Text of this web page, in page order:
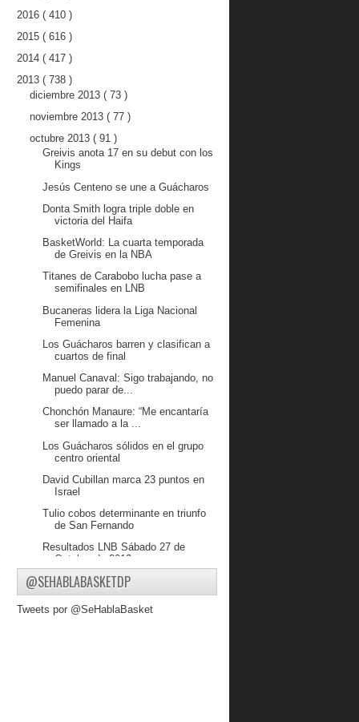
2016 ( 410 )
2015 ( 616 )
2014 ( 417 )
2013 ( 738 )
diciembre 2013 ( 73 )
noviembre 2013 ( 77 )
octubre 2013 ( 91 )
Greivis anota 17 en su debut con los
Kings
Jesús Centeno se une a Guácharos
Donta Smith logra triple doble en
victoria del Haifa
BasketWorld: La cuarta temporada
de Greivis en la NBA
Titanes de Carabobo lucha pase a
semifinales en LNB
Bucaneras lidera la Liga Nacional
Femenina
Los Guácharos barren y clasifican a
cuartos de final
Manuel Canaval: Sigo trabajando, no
puedo parar de...
Chonchón Manaure: “Me encantaría
ser llamado a la ...
Los Guácharos sólidos en el grupo
centro oriental
David Cubillan marca 23 puntos en
Israel
Tulio cobos determinante en triunfo
de San Fernando
Resultados LNB Sábado 27 de
Octubre de 2013
Conociendo a Yaiker Pacheco
Echenique tomo 8 rebotes y marco 3
puntos en Alemania
@SEHABLABASKETDP
Tweets por @SeHablaBasket